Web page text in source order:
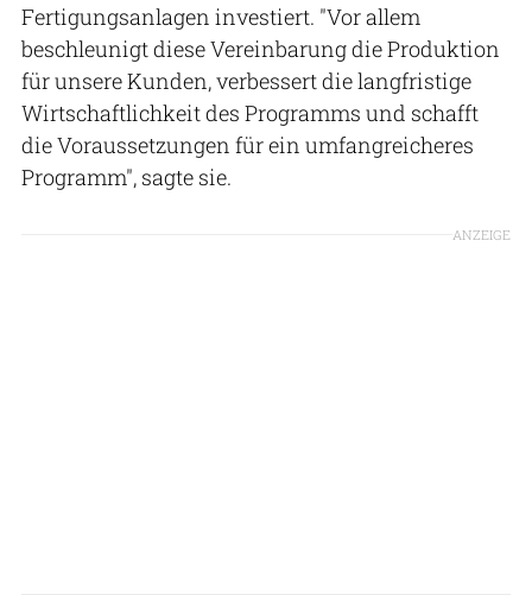
Fertigungsanlagen investiert. "Vor allem
beschleunigt diese Vereinbarung die Produktion
für unsere Kunden, verbessert die langfristige
Wirtschaftlichkeit des Programms und schafft
die Voraussetzungen für ein umfangreicheres
Programm", sagte sie.
ANZEIGE